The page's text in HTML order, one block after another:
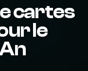
cartes
le